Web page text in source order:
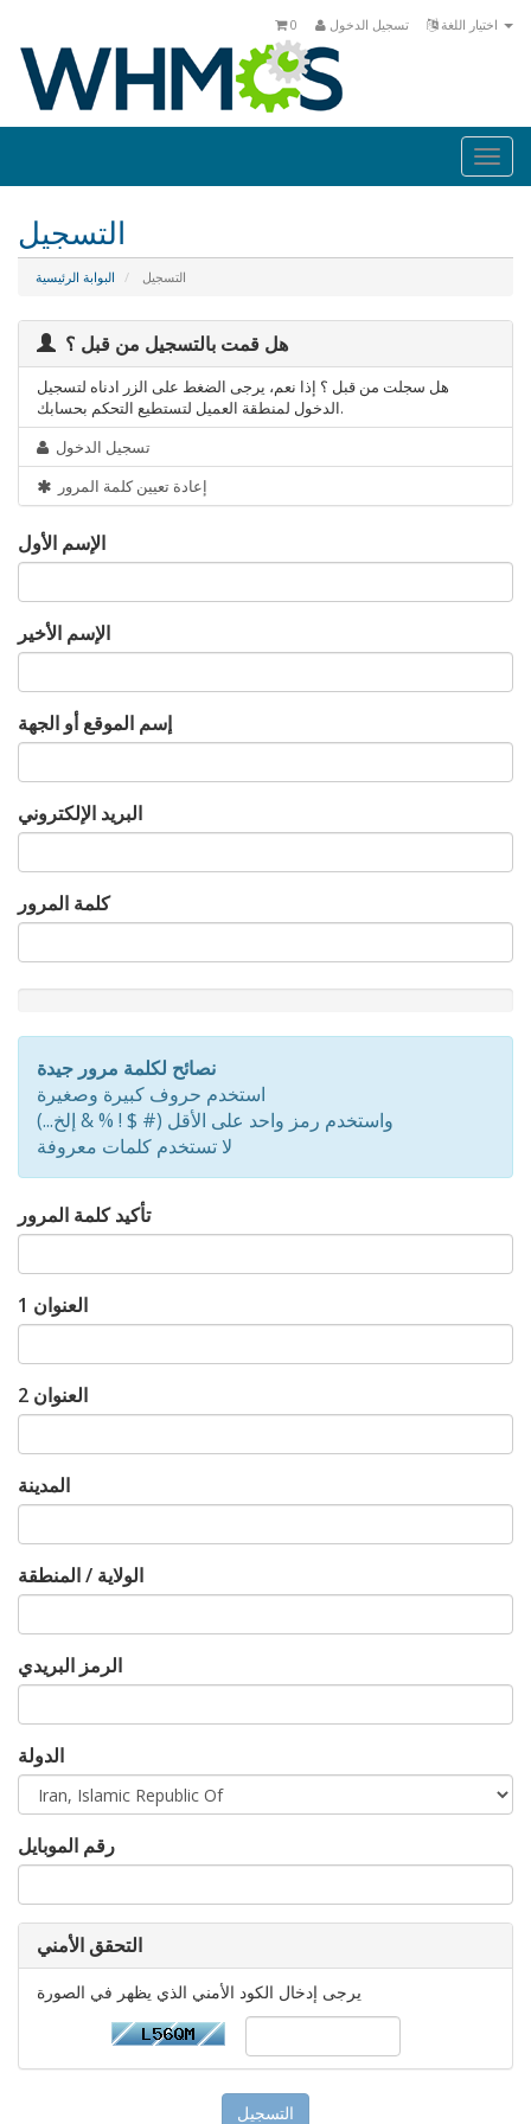
تسجيل الدخول 0
التسجيل
البوابة الرئيسية التسجيل
هل قمت بالتسجيل من قبل ؟
هل سجلت من قبل ؟ إذا نعم، يرجى الضغط على الزر ادناه لتسجيل
الدخول لمنطقة العميل لتستطيع التحكم بحسابك.
تسجيل الدخول
إعادة تعيين كلمة المرور
الإسم الأول
الإسم الأخير
إسم الموقع أو الجهة
البريد الإلكتروني
كلمة المرور
Rating:
نصائح لكلمة مرور جيدة
استخدم حروف كبيرة وصغيرة
واستخدم رمز واحد على الأقل (# $ ! % & إلخ...)
لا تستخدم كلمات معروفة
تأكيد كلمة المرور
العنوان 1
العنوان 2
المدينة
الولاية / المنطقة
الرمز البريدي
الدولة
رقم الموبايل
التحقق الأمني
يرجى إدخال الكود الأمني الذي يظهر في الصورة